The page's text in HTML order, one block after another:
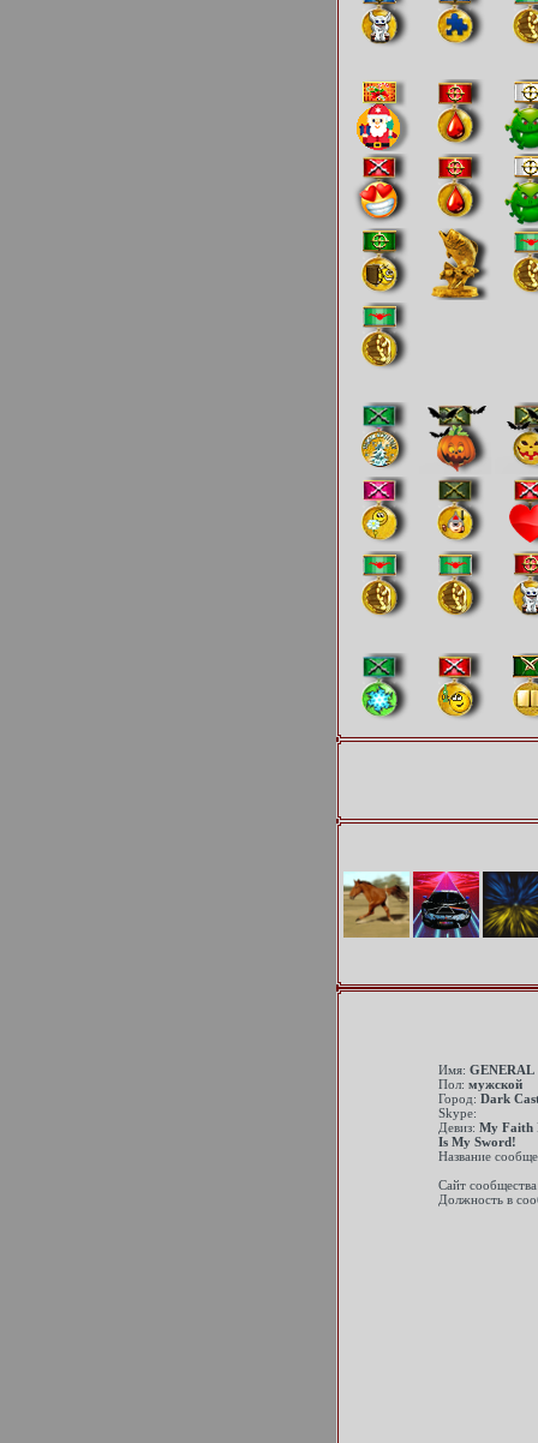
Имя: GENERAL
Пол: мужской
Город: Dark
Skype:
Девиз: My Faith
Is My Sword!
Название
Сайт
Должность в